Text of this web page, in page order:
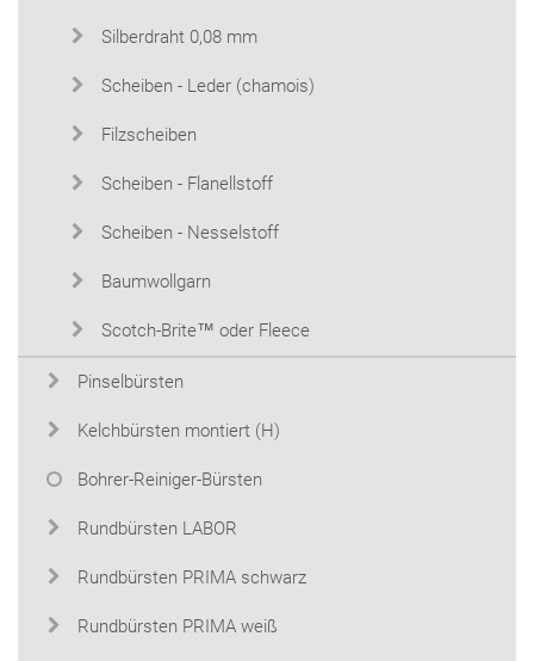
Silberdraht 0,08 mm
Scheiben - Leder (chamois)
Filzscheiben
Scheiben - Flanellstoff
Scheiben - Nesselstoff
Baumwollgarn
Scotch-Brite™ oder Fleece
Pinselbürsten
Kelchbürsten montiert (H)
Bohrer-Reiniger-Bürsten
Rundbürsten LABOR
Rundbürsten PRIMA schwarz
Rundbürsten PRIMA weiß